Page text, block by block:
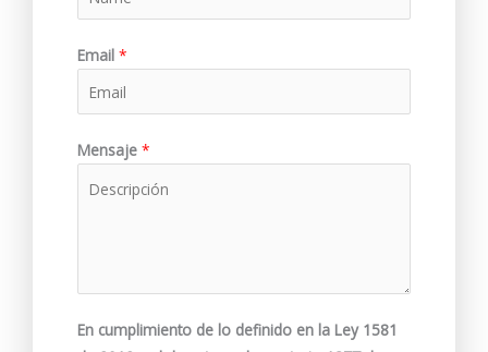
Email *
Mensaje *
En cumplimiento de lo definido en la Ley 1581